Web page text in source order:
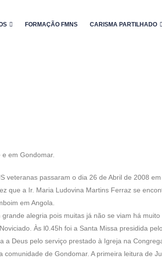
FORMAÇÃO FMNS CARISMA PARTILHADO
em Gondomar.
veteranas passaram o dia 26 de Abril de 2008
que a Ir. Maria Ludovina Martins Ferraz se
em Angola.
alegria pois muitas já não se viam há muito
Às l0.45h foi a Santa Missa presidida
a Deus pelo serviço prestado à Igreja na
comunidade de Gondomar. A primeira leitura de